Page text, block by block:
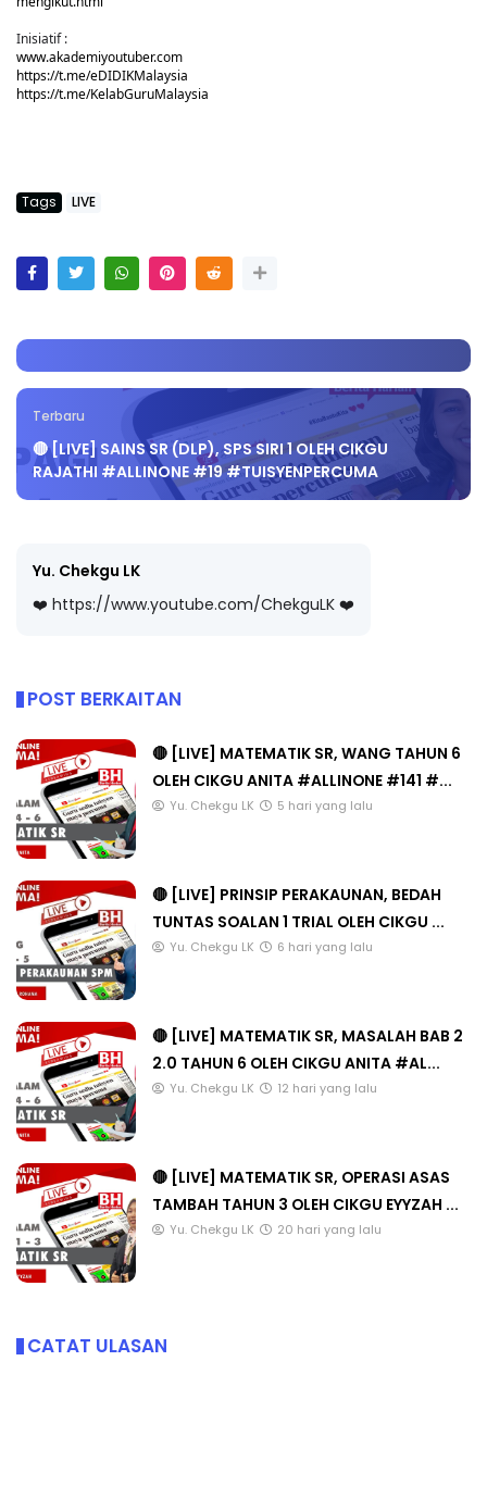
Inisiatif :
www.akademiyoutuber.com
https://t.me/eDIDIKMalaysia
https://t.me/KelabGuruMalaysia
Tags LIVE
Terbaru
🔴 [LIVE] SAINS SR (DLP), SPS SIRI 1 OLEH CIKGU
RAJATHI #ALLINONE #19 #TUISYENPERCUMA
Yu. Chekgu LK
❤️ https://www.youtube.com/ChekguLK ❤️
POST BERKAITAN
🔴 [LIVE] MATEMATIK SR, WANG TAHUN 6
OLEH CIKGU ANITA #ALLINONE #141 #...
Yu. Chekgu LK 5 hari yang lalu
🔴 [LIVE] PRINSIP PERAKAUNAN, BEDAH
TUNTAS SOALAN 1 TRIAL OLEH CIKGU ...
Yu. Chekgu LK 6 hari yang lalu
🔴 [LIVE] MATEMATIK SR, MASALAH BAB 2
2.0 TAHUN 6 OLEH CIKGU ANITA #AL...
Yu. Chekgu LK 12 hari yang lalu
🔴 [LIVE] MATEMATIK SR, OPERASI ASAS
TAMBAH TAHUN 3 OLEH CIKGU EYYZAH ...
Yu. Chekgu LK 20 hari yang lalu
CATAT ULASAN